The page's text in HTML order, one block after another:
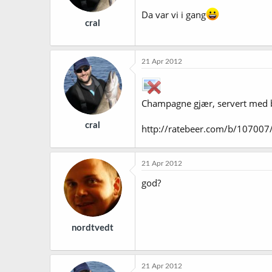
cral
Da var vi i gang
cral
21 Apr 2012
Champagne gjær, servert med
http://ratebeer.com/b/
nordtvedt
21 Apr 2012
god?
21 Apr 2012